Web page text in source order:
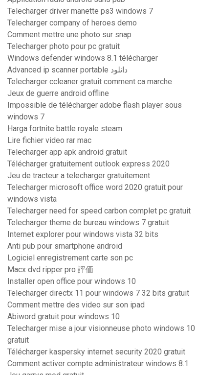
Telecharger driver manette ps3 windows 7
Telecharger company of heroes demo
Comment mettre une photo sur snap
Telecharger photo pour pc gratuit
Windows defender windows 8.1 télécharger
Advanced ip scanner portable دانلود
Telecharger ccleaner gratuit comment ca marche
Jeux de guerre android offline
Impossible de télécharger adobe flash player sous
windows 7
Harga fortnite battle royale steam
Lire fichier video rar mac
Telecharger app apk android gratuit
Télécharger gratuitement outlook express 2020
Jeu de tracteur a telecharger gratuitement
Telecharger microsoft office word 2020 gratuit pour
windows vista
Telecharger need for speed carbon complet pc gratuit
Telecharger theme de bureau windows 7 gratuit
Internet explorer pour windows vista 32 bits
Anti pub pour smartphone android
Logiciel enregistrement carte son pc
Macx dvd ripper pro 評価
Installer open office pour windows 10
Telecharger directx 11 pour windows 7 32 bits gratuit
Comment mettre des video sur son ipad
Abiword gratuit pour windows 10
Telecharger mise a jour visionneuse photo windows 10
gratuit
Télécharger kaspersky internet security 2020 gratuit
Comment activer compte administrateur windows 8.1